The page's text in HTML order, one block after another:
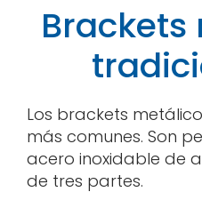
Los brackets
más comunes. Son
acero inoxidable de
de tres partes.